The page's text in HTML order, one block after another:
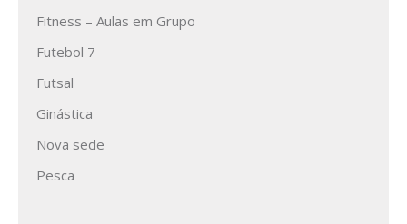
Fitness – Aulas em Grupo
Futebol 7
Futsal
Ginástica
Nova sede
Pesca